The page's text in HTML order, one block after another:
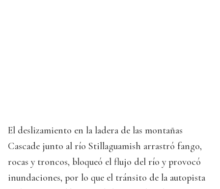
El deslizamiento en la ladera de las montañas
Cascade junto al río Stillaguamish arrastró fango,
rocas y troncos, bloqueó el flujo del río y provocó
inundaciones, por lo que el tránsito de la autopista